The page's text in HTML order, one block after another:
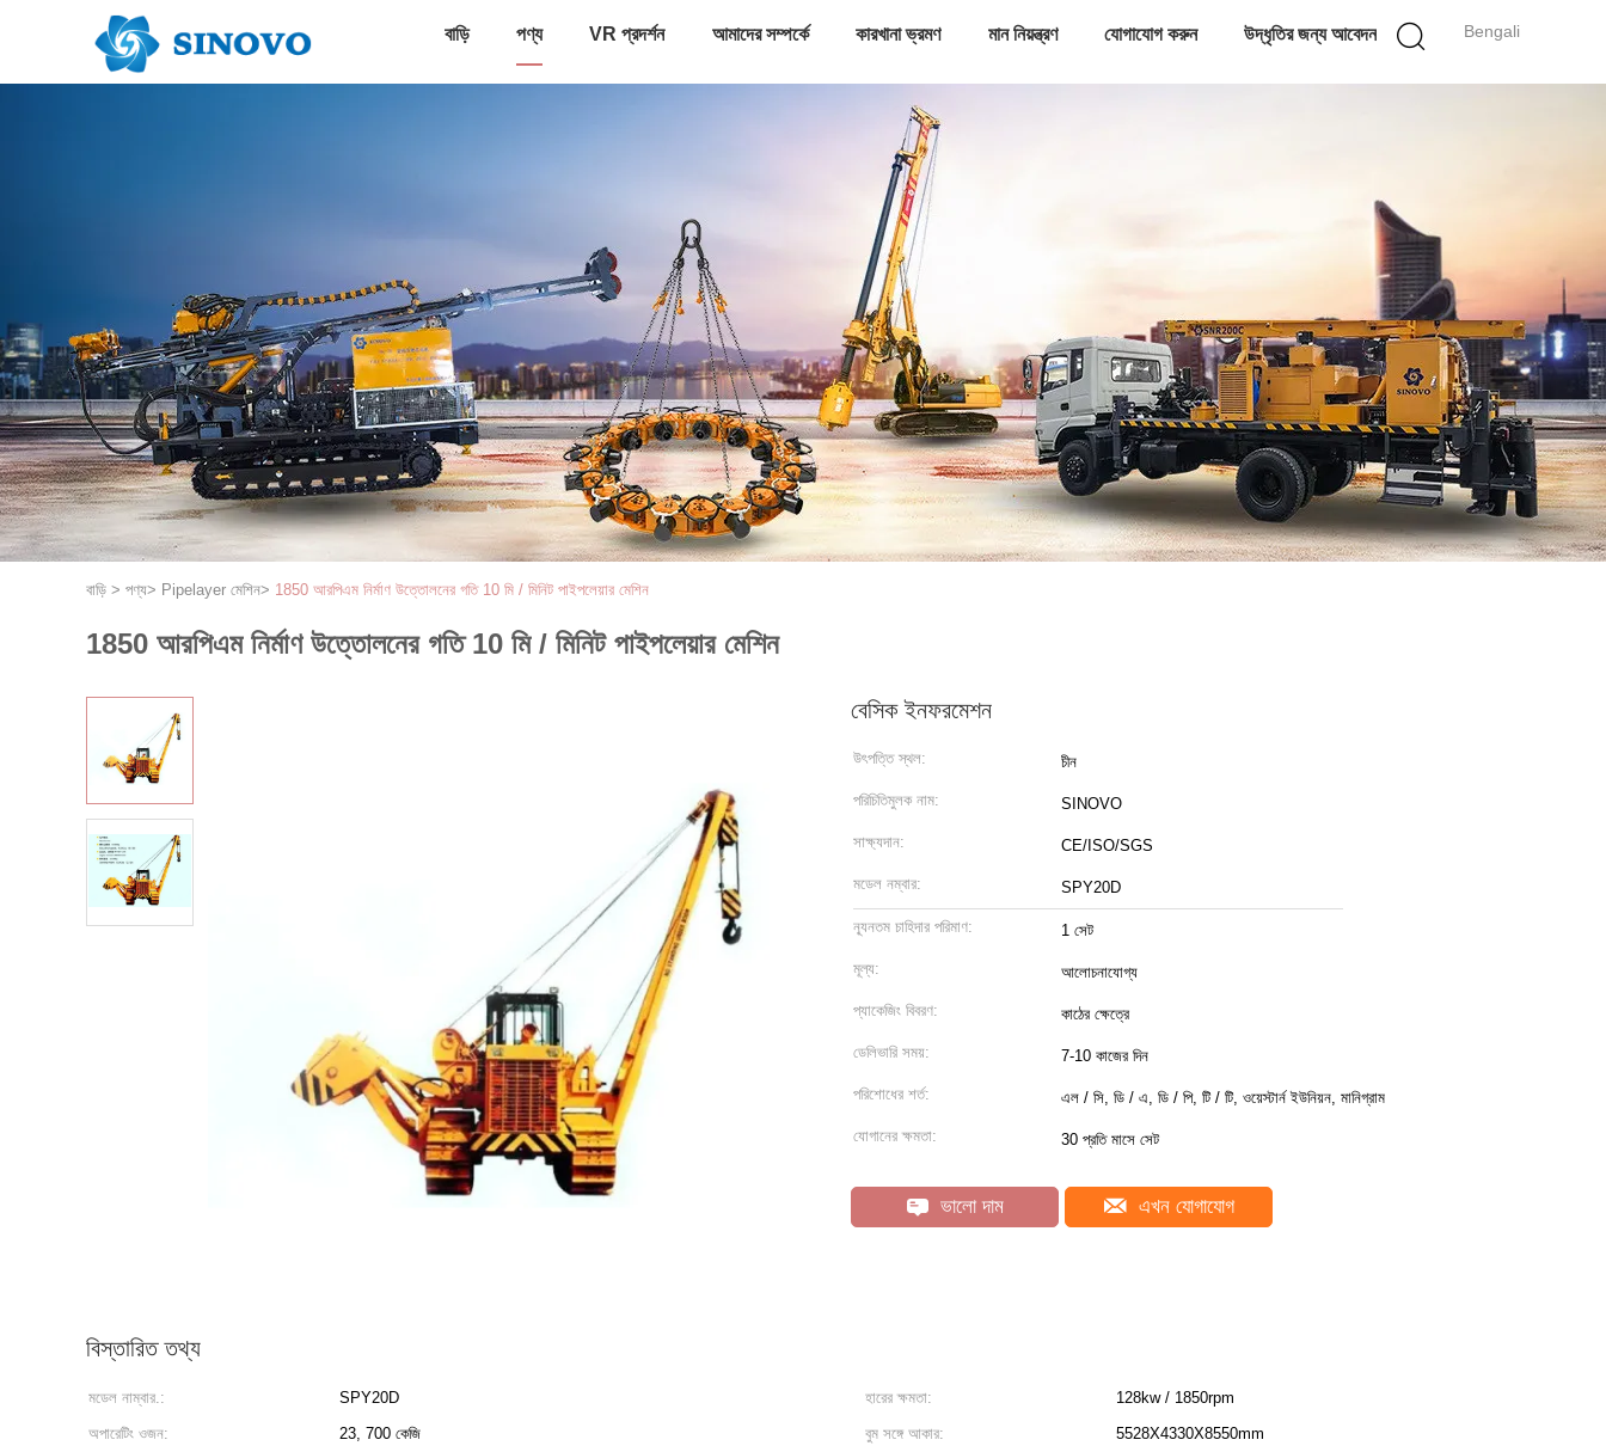
Bengali
বাড়ি পণ্য VR প্রদর্শন আমাদের সম্পর্কে কারখানা ভ্রমণ মান নিয়ন্ত্রণ যোগাযোগ করুন উদ্ধৃতির জন্য আবেদন
বাড়ি > পণ্য> Pipelayer মেশিন> 1850 আরপিএম নির্মাণ উত্তোলনের গতি 10 মি / মিনিট পাইপলেয়ার মেশিন
1850 আরপিএম নির্মাণ উত্তোলনের গতি 10 মি / মিনিট পাইপলেয়ার মেশিন
বেসিক ইনফরমেশন
উৎপত্তি স্থল: চীন
পরিচিতিমুলক নাম: SINOVO
সাক্ষ্যদান: CE/ISO/SGS
মডেল নম্বার: SPY20D
ন্যূনতম চাহিদার পরিমাণ: 1 সেট
মূল্য: আলোচনাযোগ্য
প্যাকেজিং বিবরণ: কাঠের ক্ষেত্রে
ডেলিভারি সময়: 7-10 কাজের দিন
পরিশোধের শর্ত: এল / সি, ডি / এ, ডি / পি, টি / টি, ওয়েস্টার্ন ইউনিয়ন, মানিগ্রাম
যোগানের ক্ষমতা: 30 প্রতি মাসে সেট
ভালো দাম এখন যোগাযোগ
বিস্তারিত তথ্য
মডেল নাম্বার.: SPY20D হারের ক্ষমতা:
128kw / 1850rpm
অপারেটিং ওজন:
23, 700 কেজি বুম সঙ্গে আকার:
5528X4330X8550mm